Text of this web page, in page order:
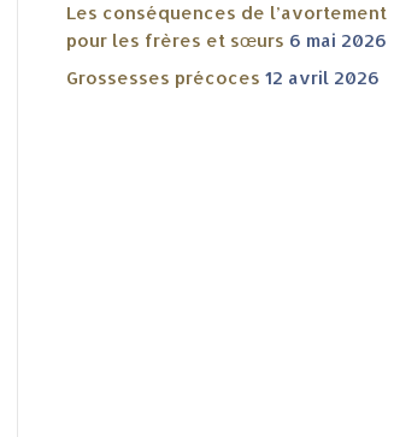
Les conséquences de l’avortement
pour les frères et sœurs 6 mai 2026
Grossesses précoces 12 avril 2026